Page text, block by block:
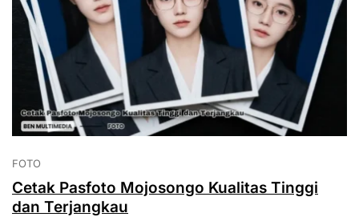
FOTO
Cetak Pasfoto Mojosongo Kualitas Tinggi
dan Terjangkau